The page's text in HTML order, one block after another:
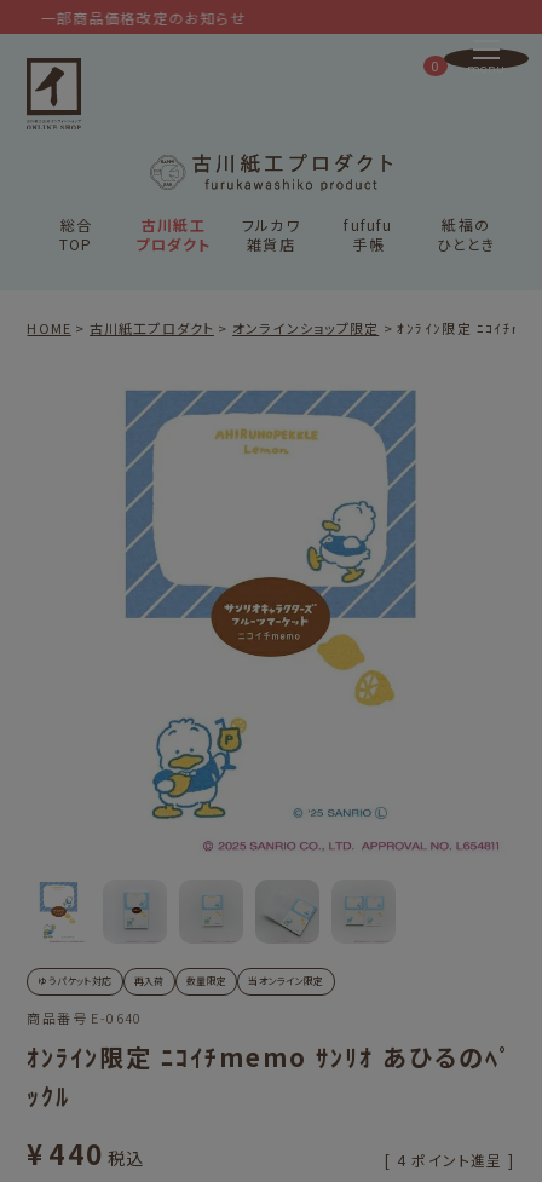
一部商品価格改定のお知らせ
総合
TOP
古川紙工
プロダクト
フルカワ
雑貨店
fufufu
手帳
紙福の
ひととき
0
HOME 古川紙工プロダクト オンラインショップ限定 ｵﾝﾗｲﾝ限定 ﾆｺｲﾁ
ゆうパケット対応 再入荷 数量限定 当オンライン限定
商品番号 E-0640
ｵﾝﾗｲﾝ限定 ﾆｺｲﾁmemo ｻﾝﾘｵ あひるのﾍﾟ
ｯｸﾙ
¥440 税込 [ 4 ポイント進呈 ]